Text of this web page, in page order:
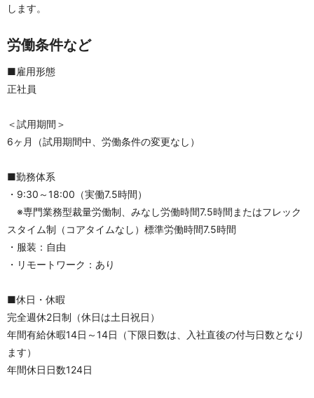
します。
労働条件など
■雇用形態
正社員
＜試用期間＞
6ヶ月（試用期間中、労働条件の変更なし）
・9:30～18:00（実働7.5時間）
※専門業務型裁量労働制、みなし労働時間7.5時間またはフレック
スタイム制（コアタイムなし）標準労働時間7.5時間
・服装：自由
・リモートワーク：あり
■休日・休暇
完全週休2日制（休日は土日祝日）
年間有給休暇14日～14日（下限日数は、入社直後の付与日数となり
ます）
年間休日日数124日